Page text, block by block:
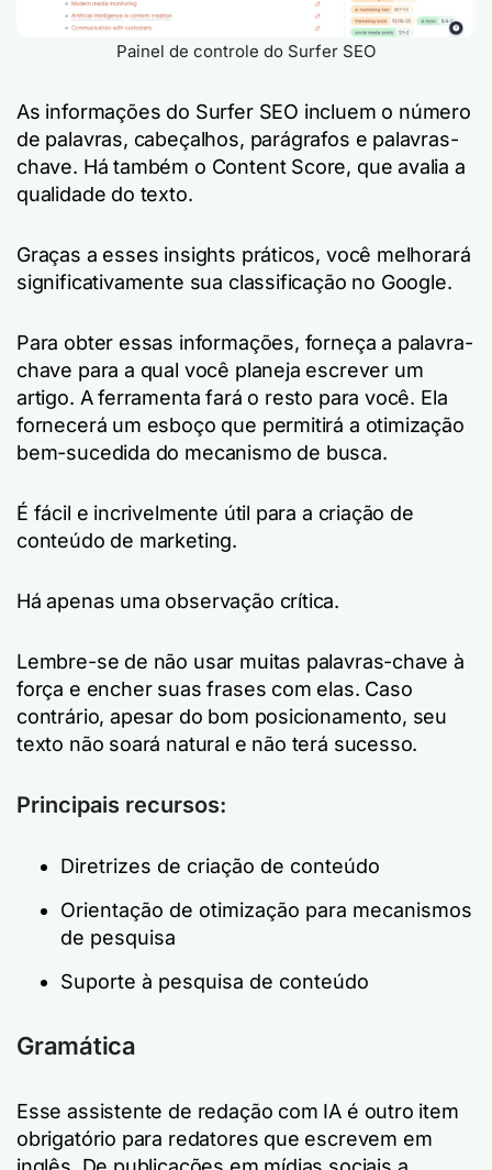
Painel de controle do Surfer SEO
As informações do Surfer SEO incluem o número
de palavras, cabeçalhos, parágrafos e palavras-
chave. Há também o Content Score, que avalia a
qualidade do texto.
Graças a esses insights práticos, você melhorará
significativamente sua classificação no Google.
Para obter essas informações, forneça a palavra-
chave para a qual você planeja escrever um
artigo. A ferramenta fará o resto para você. Ela
fornecerá um esboço que permitirá a otimização
bem-sucedida do mecanismo de busca.
É fácil e incrivelmente útil para a criação de
conteúdo de marketing.
Há apenas uma observação crítica.
Lembre-se de não usar muitas palavras-chave à
força e encher suas frases com elas. Caso
contrário, apesar do bom posicionamento, seu
texto não soará natural e não terá sucesso.
Principais recursos:
Diretrizes de criação de conteúdo
Orientação de otimização para mecanismos
de pesquisa
Suporte à pesquisa de conteúdo
Gramática
Esse assistente de redação com IA é outro item
obrigatório para redatores que escrevem em